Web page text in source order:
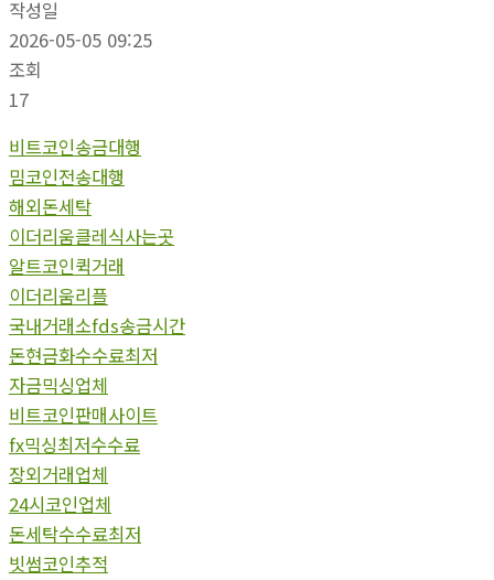
작성일
2026-05-05 09:25
조회
17
비트코인송금대행
밈코인전송대행
해외돈세탁
이더리움클레식사는곳
알트코인퀵거래
이더리움리플
국내거래소fds송금시간
돈현금화수수료최저
자금믹싱업체
비트코인판매사이트
fx믹싱최저수수료
장외거래업체
24시코인업체
돈세탁수수료최저
빗썸코인추적